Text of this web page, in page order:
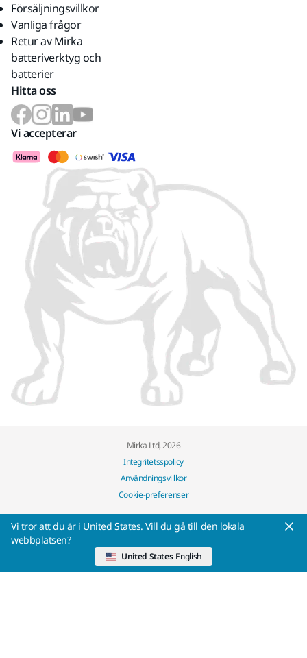
Försäljningsvillkor
Vanliga frågor
Retur av Mirka
batteriverktyg och
batterier
Hitta oss
Vi accepterar
Mirka Ltd, 2026
Integritetsspolicy
Användningsvillkor
Cookie-preferenser
Vi tror att du är i United States. Vill du gå till den lokala
webbplatsen?
United States English